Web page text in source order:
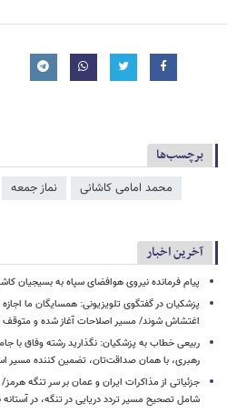
برچسب‌ها
محمد امامی کاشانی نماز جمعه
آخرین اخبار
پیام فرمانده نیروی هوافضای سپاه به بسیجیان
پزشکیان در گفتگوی تلویزیونی: همسایگان ما
اغتشاش شوند/ مسیر اصلاحات آغاز شده و
ربیعی خطاب به پزشکیان: نگذارید رشته وفاق
رهبری، با همان صداقت‌تان، تضمین کننده مسیر
جزئیاتی از مذاکرات ایران و عمان بر سر تنگه
شامل تصحیح مسیر تردد دریایی در تنگه، در